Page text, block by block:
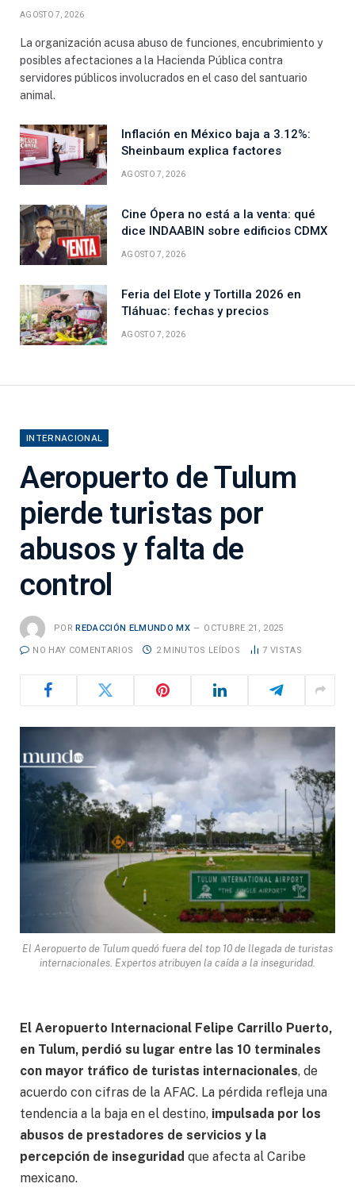
AGOSTO 7, 2026
La organización acusa abuso de funciones, encubrimiento y
posibles afectaciones a la Hacienda Pública contra
servidores públicos involucrados en el caso del santuario
animal.
Inflación en México baja a 3.12%:
Sheinbaum explica factores
AGOSTO 7, 2026
Cine Ópera no está a la venta: qué
dice INDAABIN sobre edificios CDMX
AGOSTO 7, 2026
Feria del Elote y Tortilla 2026 en
Tláhuac: fechas y precios
AGOSTO 7, 2026
INTERNACIONAL
Aeropuerto de Tulum
pierde turistas por
abusos y falta de
control
POR REDACCIÓN ELMUNDO MX OCTUBRE 21, 2025
NO HAY COMENTARIOS 2 MINUTOS LEÍDOS 7 VISTAS
El Aeropuerto de Tulum quedó fuera del top 10 de llegada de turistas
internacionales. Expertos atribuyen la caída a la inseguridad.
El Aeropuerto Internacional Felipe Carrillo Puerto,
en Tulum, perdió su lugar entre las 10 terminales
con mayor tráfico de turistas internacionales, de
acuerdo con cifras de la AFAC. La pérdida refleja una
tendencia a la baja en el destino, impulsada por los
abusos de prestadores de servicios y la
percepción de inseguridad que afecta al Caribe
mexicano.